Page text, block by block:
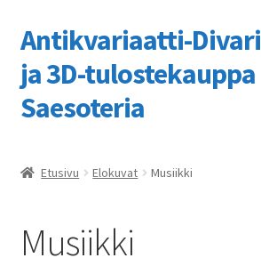
Siirry
navigointiin
Siirry
sisältöön
Antikvariaatti-Divari
ja 3D-tulostekauppa
Saesoteria
Kassa
Etusivu Elokuvat Musiikki
Musiikki